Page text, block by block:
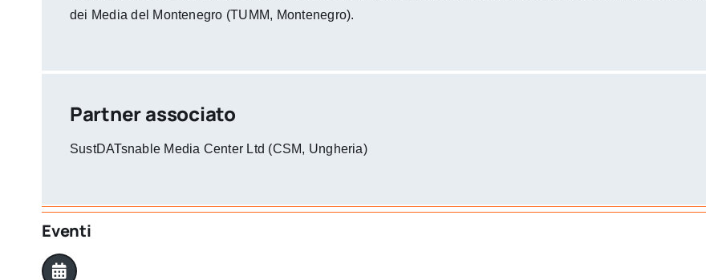
dei Media del Montenegro (TUMM, Montenegro).
Partner associato
SustDATsnable Media Center Ltd (CSM, Ungheria)
Eventi